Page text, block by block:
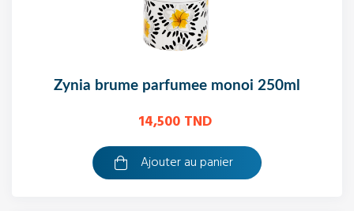
zynia brume parfumee monoi 250ml
14,500 TND
Ajouter au panier